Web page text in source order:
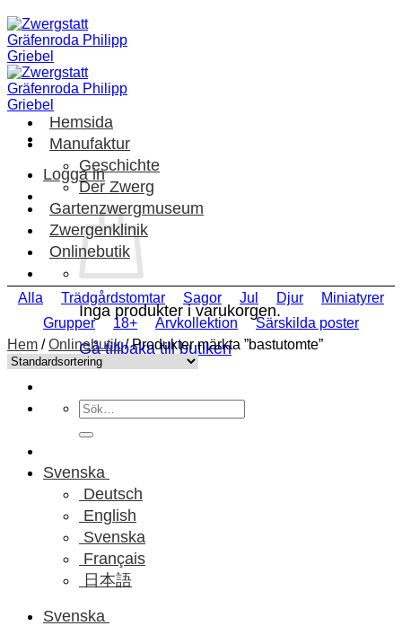
Skip
to
content
Logga in
Inga produkter i varukorgen.
Gå tillbaka till butiken
Sök
efter:
Svenska
Deutsch
English
Svenska
Français
日本語
Svenska
Hemsida
Manufaktur
Geschichte
Der Zwerg
Gartenzwergmuseum
Zwergenklinik
Onlinebutik
Alla Trädgårdstomtar Sagor Jul Djur
Miniatyrer
Grupper
18+ Arvkollektion
Särskilda poster
Hem / Onlinebutik /Produkter märkta ”bastutomte”